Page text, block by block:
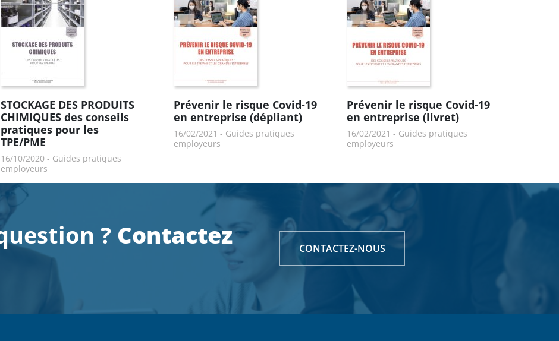
STOCKAGE DES PRODUITS
CHIMIQUES des conseils
pratiques pour les
TPE/PME
16/10/2020 - Guides pratiques
employeurs
Prévenir le risque Covid-19
en entreprise (dépliant)
16/02/2021 - Guides pratiques
employeurs
Prévenir le risque Covid-19
en entreprise (livret)
16/02/2021 - Guides pratiques
employeurs
? Contactez
CONTACTEZ-NOUS